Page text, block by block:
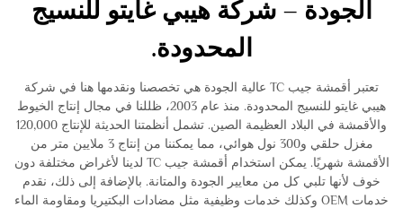
الجودة – شركة هيبي غايتو للنسيج
المحدودة.
تعتبر أقمشة جيب TC عالية الجودة هي تخصصنا ونقدمها هنا في شركة
هيبي غايتو للنسيج المحدودة. منذ عام 2003، ظللنا في مجال إنتاج الخيوط
والأقمشة في البلاد العظيمة الصين. تشمل أنظمتنا الحديثة للإنتاج 120,000
مغزل حلقي و300 نول هوائي، مما يمكننا من إنتاج 3 ملايين متر من
الأقمشة شهريًا. يمكن استخدام أقمشة جيب TC لدينا لأغراض مختلفة دون
خوف لأنها تلبي كل من معايير الجودة والمتانة. بالإضافة إلى ذلك، نقدم
خدمات OEM وكذلك خدمات وظيفية مثل مضادات البكتيريا ومقاومة الماء